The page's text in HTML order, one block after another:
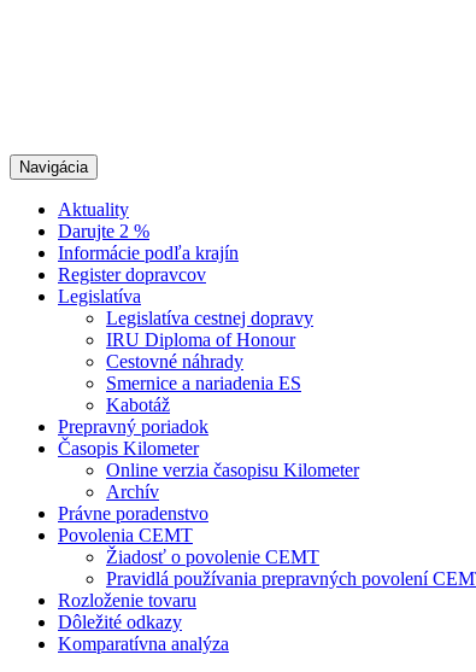
Navigácia
Aktuality
Darujte 2 %
Informácie podľa krajín
Register dopravcov
Legislatíva
Legislatíva cestnej dopravy
IRU Diploma of Honour
Cestovné náhrady
Smernice a nariadenia ES
Kabotáž
Prepravný poriadok
Časopis Kilometer
Online verzia časopisu Kilometer
Archív
Právne poradenstvo
Povolenia CEMT
Žiadosť o povolenie CEMT
Pravidlá používania prepravných povolení
Rozloženie tovaru
Dôležité odkazy
Komparatívna analýza